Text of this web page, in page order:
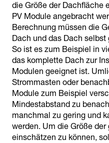
die Größe der Dachfläche
PV Module angebracht
Berechnung müssen die
Dach und das Dach
So ist es zum Beispiel in
das komplette Dach zur
Modulen geeignet ist.
Strommasten oder
Module zum Beispiel
Mindestabstand zu
manchmal zu gering und
werden. Um die Größe
einschätzen zu können,